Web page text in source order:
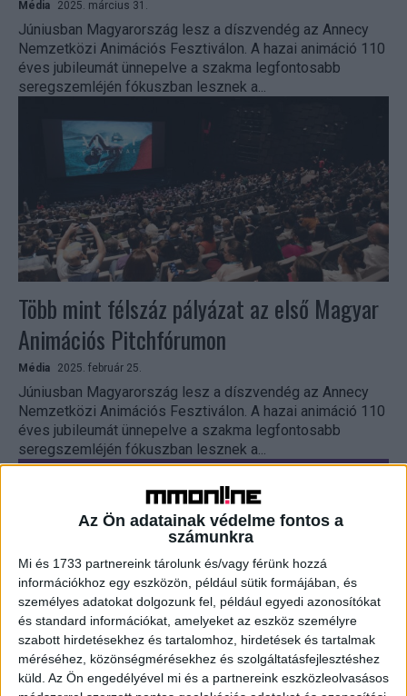
Az Ön adatainak védelme fontos a
számunkra
Mi és 1733 partnereink tárolunk és/vagy férünk hozzá
információkhoz egy eszközön, például sütik formájában, és
személyes adatokat dolgozunk fel, például egyedi azonosítókat
és standard információkat, amelyeket az eszköz személyre
szabott hirdetésekhez és tartalomhoz, hirdetések és tartalmak
méréséhez, közönségmérésekhez és szolgáltatásfejlesztéshez
küld. Az Ön engedélyével mi és a partnereink eszközleolvasásos
Média 2025. március 31.
Júniusban Magyarország lesz a díszvendég az Annecy
Nemzetközi Animációs Fesztiválon. A hazai animáció 110
éves jubileumát ünnepelve a szakma legfontosabb
seregszemléjén fókuszban lesznek a...
Több mint félszáz pályázat az első Magyar
Animációs Pitchfórumon
Média 2025. február 25.
Júniusban Magyarország lesz a díszvendég az Annecy
Nemzetközi Animációs Fesztiválon. A hazai animáció 110
éves jubileumát ünnepelve a szakma legfontosabb
seregszemléjén fókuszban lesznek a...
Ezeket az alkotásokat díjazták az idei Friss